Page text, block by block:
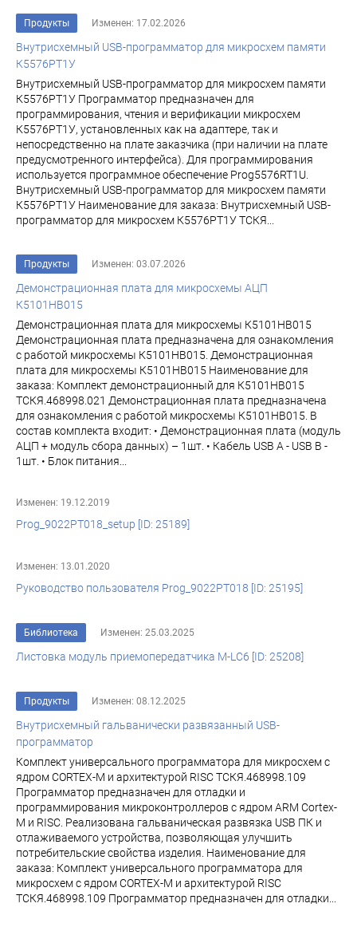
Продукты Изменен: 17.02.2026
Внутрисхемный USB-программатор для микросхем памяти
К5576РТ1У
Внутрисхемный USB-программатор для микросхем памяти
К5576РТ1У Программатор предназначен для
программирования, чтения и верификации микросхем
К5576РТ1У, установленных как на адаптере, так и
непосредственно на плате заказчика (при наличии на плате
предусмотренного интерфейса). Для программирования
используется программное обеспечение Prog5576RT1U.
Внутрисхемный USB-программатор для микросхем памяти
К5576РТ1У Наименование для заказа: Внутрисхемный USB-
программатор для микросхем К5576РТ1У ТСКЯ...
Продукты Изменен: 03.07.2026
Демонстрационная плата для микросхемы АЦП
К5101НВ015
Демонстрационная плата для микросхемы К5101НВ015
Демонстрационная плата предназначена для ознакомления
с работой микросхемы К5101НВ015. Демонстрационная
плата для микросхемы К5101НВ015 Наименование для
заказа: Комплект демонстрационный для К5101НВ015
ТСКЯ.468998.021 Демонстрационная плата предназначена
для ознакомления с работой микросхемы К5101НВ015. В
состав комплекта входит: • Демонстрационная плата (модуль
АЦП + модуль сбора данных) – 1шт. • Кабель USB A - USB B -
1шт. • Блок питания...
Изменен: 19.12.2019
Prog_9022PT018_setup [ID: 25189]
Изменен: 13.01.2020
Руководство пользователя Prog_9022PT018 [ID: 25195]
Библиотека Изменен: 25.03.2025
Листовка модуль приемопередатчика M-LC6 [ID: 25208]
Продукты Изменен: 08.12.2025
Внутрисхемный гальванически развязанный USB-
программатор
Комплект универсального программатора для микросхем с
ядром CORTEX-M и архитектурой RISC ТСКЯ.468998.109
Программатор предназначен для отладки и
программирования микроконтроллеров с ядром ARM Cortex-
M и RISC. Реализована гальваническая развязка USB ПК и
отлаживаемого устройства, позволяющая улучшить
потребительские свойства изделия. Наименование для
заказа: Комплект универсального программатора для
микросхем с ядром CORTEX-M и архитектурой RISC
ТСКЯ.468998.109 Программатор предназначен для отладки...